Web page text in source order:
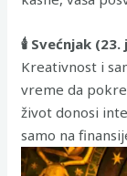
🕯 Svećnjak
Kreativnost i
vreme da
život donosi
samo na